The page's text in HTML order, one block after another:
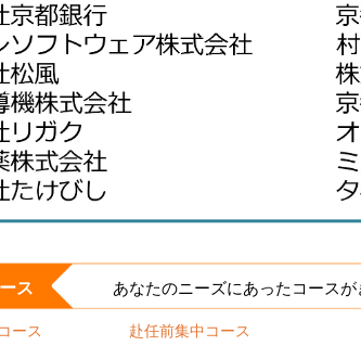
ス あなたのニーズにあったコースが
ース 赴任前集中コース